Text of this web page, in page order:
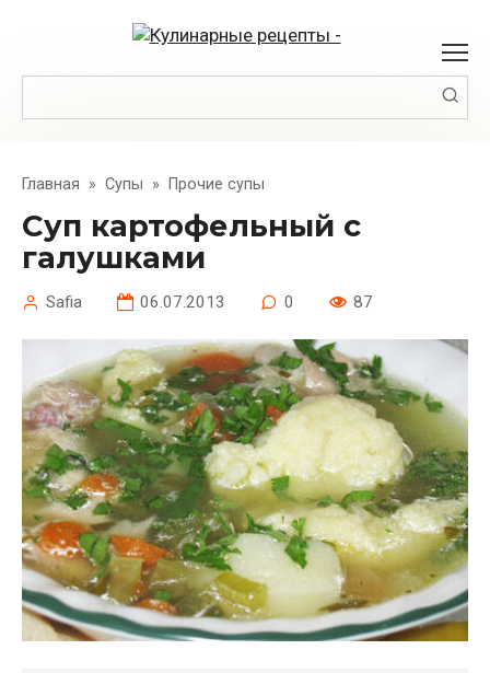
Главная » Супы » Прочие супы
Суп картофельный с
галушками
Safia 06.07.2013 0 87